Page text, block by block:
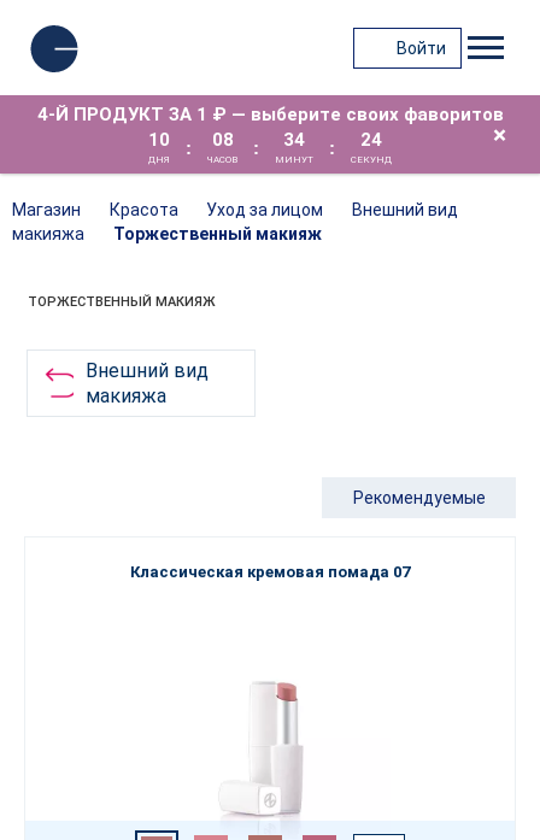
Войти
4-Й ПРОДУКТ ЗА 1 ₽ — выберите своих фаворитов
10
ДНЯ
: 08
ЧАСОВ
: 34
МИНУТ
: 24
СЕКУНД
×
Магазин Красота Уход за лицом
Внешний вид
макияжа
Торжественный макияж
ТОРЖЕСТВЕННЫЙ МАКИЯЖ
Внешний вид
макияжа
Рекомендуемые
Классическая кремовая помада 07